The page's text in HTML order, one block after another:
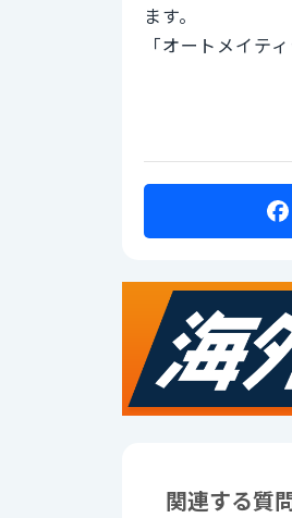
ます。
「オートメイテ
関連する質